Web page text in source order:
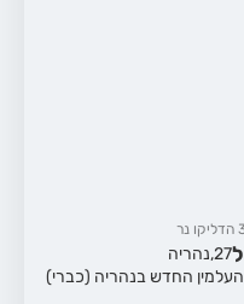
הדליקו נר
27, נהריה
החדש בנהריה (כברי)